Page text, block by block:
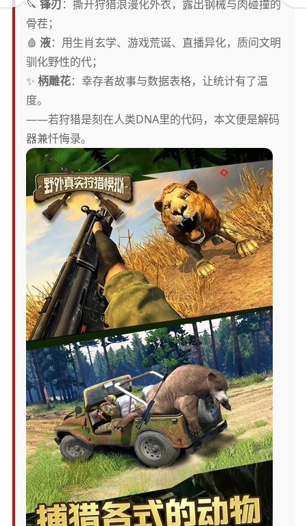
🔪 锋刃：撕开狩猎浪漫化外衣，露出钢械与肉碰撞的
骨茬；
🩸 液：用生肖玄学、游戏荒诞、直播异化，质问文明
驯化野性的代；
✨ 柄雕花：幸存者故事与数据表格，让统计有了温
度。
——若狩猎是刻在人类DNA里的代码，本文便是解码
器兼忏悔录。